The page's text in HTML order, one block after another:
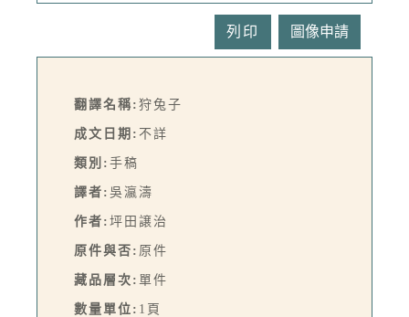
列印
翻譯名稱: 狩兔子
成文日期: 不詳
類別: 手稿
譯者: 吳瀛濤
作者: 坪田譲治
原件與否: 原件
藏品層次: 單件
數量單位: 1頁